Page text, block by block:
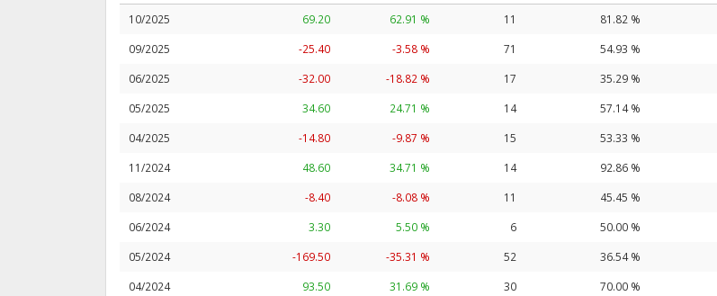
10/2025 69.20 62.91 % 11 81.82 %
09/2025 -25.40 -3.58 % 71 54.93 %
06/2025 -32.00 -18.82 % 17 35.29 %
05/2025 34.60 24.71 % 14 57.14 %
04/2025 -14.80 -9.87 % 15 53.33 %
11/2024 48.60 34.71 % 14 92.86 %
08/2024 -8.40 -8.08 % 11 45.45 %
06/2024 3.30 5.50 % 6 50.00 %
05/2024 -169.50 -35.31 % 52 36.54 %
04/2024 93.50 31.69 % 30 70.00 %